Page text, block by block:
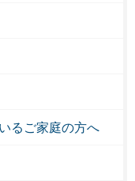
るご家庭の方へ